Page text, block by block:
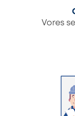
Vores